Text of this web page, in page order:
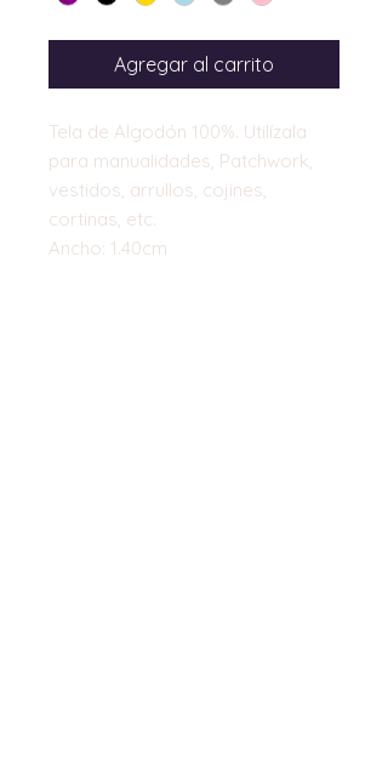
Agregar al carrito
Tela de Algodón 100%. Utilízala
para manualidades, Patchwork,
vestidos, arrullos, cojines,
cortinas, etc.
Ancho: 1.40cm